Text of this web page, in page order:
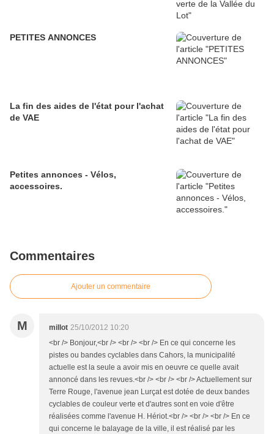
PETITES ANNONCES
La fin des aides de l'état pour l'achat
de VAE
Petites annonces - Vélos,
accessoires.
Commentaires
Ajouter un commentaire
M millot 25/10/2012 10:20
<br /> Bonjour,<br /> <br /> <br /> En ce qui concerne les
pistes ou bandes cyclables dans Cahors, la municipalité
actuelle est la seule a avoir mis en oeuvre ce quelle avait
annoncé dans les revues.<br /> <br /> <br /> Actuellement sur
Terre Rouge, l'avenue jean Lurçat est dotée de deux bandes
cyclables de couleur verte et d'autres sont en voie d'être
réalisées comme l'avenue H. Hériot.<br /> <br /> <br /> En ce
qui concerne le balayage de la ville, il est réalisé par les